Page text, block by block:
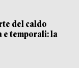
del caldo
e temporali: la